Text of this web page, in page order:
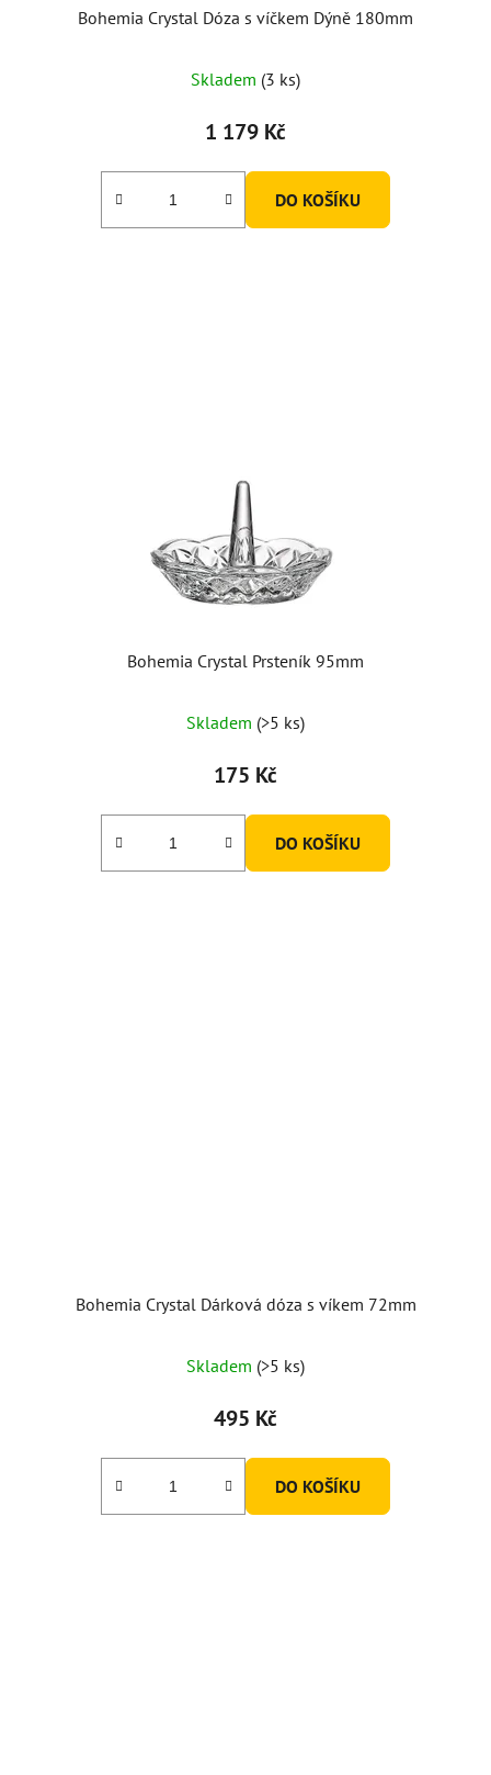
Bohemia Crystal Dóza s víčkem Dýně 180mm
Skladem (3 ks)
1 179 Kč
DO KOŠÍKU
Bohemia Crystal Prsteník 95mm
Skladem (>5 ks)
175 Kč
DO KOŠÍKU
Bohemia Crystal Dárková dóza s víkem 72mm
Skladem (>5 ks)
495 Kč
DO KOŠÍKU